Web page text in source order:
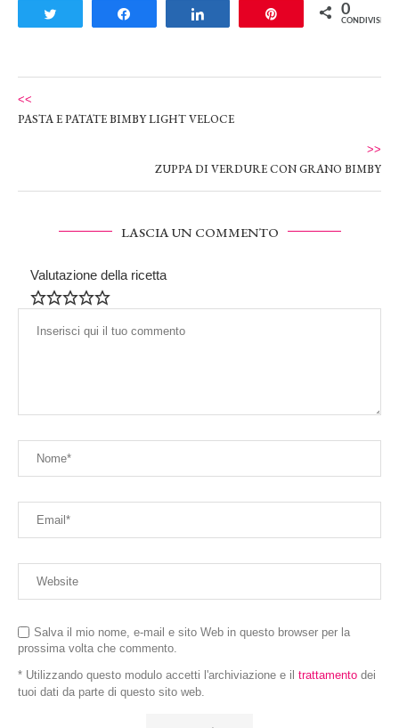
0
CONDIVISIONI
<<
PASTA E PATATE BIMBY LIGHT VELOCE
>>
ZUPPA DI VERDURE CON GRANO BIMBY
LASCIA UN COMMENTO
Valutazione della ricetta
Salva il mio nome, e-mail e sito Web in questo browser per la
prossima volta che commento.
* Utilizzando questo modulo accetti l'archiviazione e il trattamento dei
tuoi dati da parte di questo sito web.